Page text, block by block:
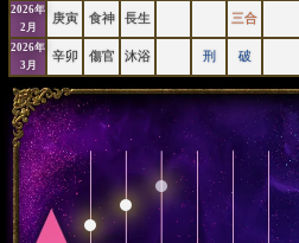
2026年
2月
庚寅 食神 長生 三合
2026年
3月
辛卯 傷官 沐浴 刑 破